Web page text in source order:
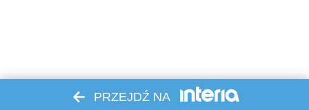
PRZEJDŹ NA